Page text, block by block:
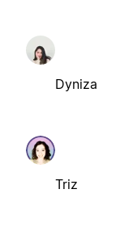
Dyniza
Triz